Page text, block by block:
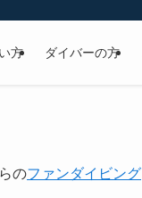
方 ダイバーの方
のファンダイビング